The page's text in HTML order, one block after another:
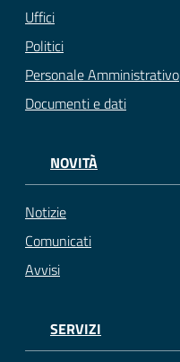
Uffici
Politici
Personale Amministrativo
Documenti e dati
NOVITÀ
Notizie
Comunicati
Avvisi
SERVIZI